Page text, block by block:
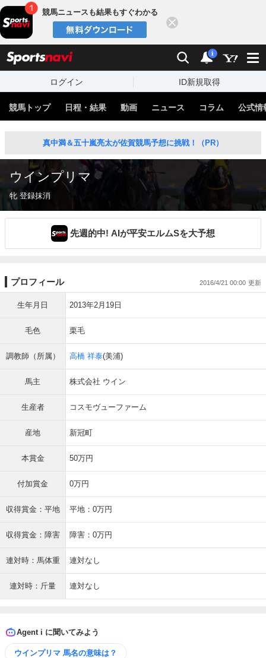
競馬ニュースも結果もすぐわかる
検索 通知
i
ログイン ID新規取得
競馬トップ 日程・結果 動画 ニュース コラム 公式情
真中満＆五十嵐亮太が佐賀競馬予想に挑戦！（PR）
ウインプリマ
牝 登録抹消
先週的中! AIが平安エルムSを大予想
プロフィール 2016/4/21 00:00
生年月日 2013年2月19日
毛色 栗毛
調教師（所属） 高橋 祥泰(美浦)
馬主 株式会社 ウイン
生産者 コスモヴューファーム
産地 新冠町
本賞金 50万円
付加賞金 0万円
収得賞金：平地 平地：0万円
収得賞金：障害 障害：0万円
連対時：馬体重 連対なし
連対時：斤量 連対なし
Agent i に聞いてみよう
ウインプリマ 馬名の意味は？